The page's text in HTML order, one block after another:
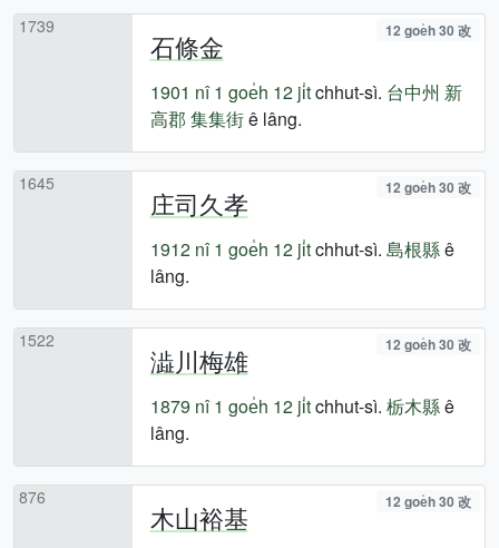
1739
石條金 12 goe̍h 30 改
1901 nî 1 goe̍h 12 ji̍tchhut-sì. 台中州 新
高郡 集集街ê lâng.
1645
庄司久孝 12 goe̍h 30 改
1912 nî 1 goe̍h 12 ji̍tchhut-sì. 島根縣ê
lâng.
1522
澁川梅雄 12 goe̍h 30 改
1879 nî 1 goe̍h 12 ji̍tchhut-sì. 栃木縣ê
lâng.
876
木山裕基 12 goe̍h 30 改